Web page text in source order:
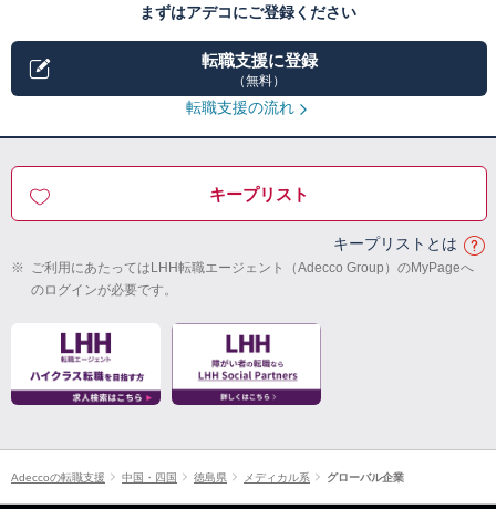
まずはアデコにご登録ください
転職支援に登録
（無料）
転職支援の流れ
キープリスト
キープリストとは
※ ご利用にあたってはLHH転職エージェント（Adecco Group）のMyPageへ
のログインが必要です。
Adeccoの転職支援 中国・四国 徳島県 メディカル系 グローバル企業